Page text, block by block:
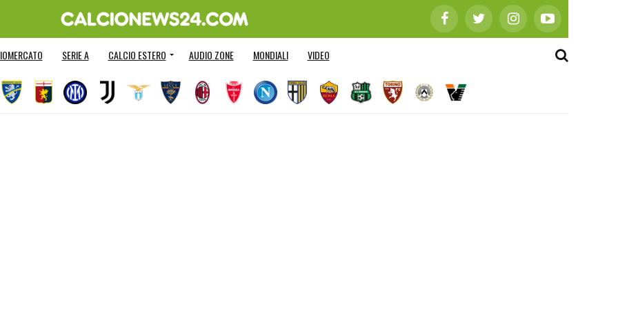
SERIE A CALCIO ESTERO AUDIO ZONE MONDIALI VIDEO